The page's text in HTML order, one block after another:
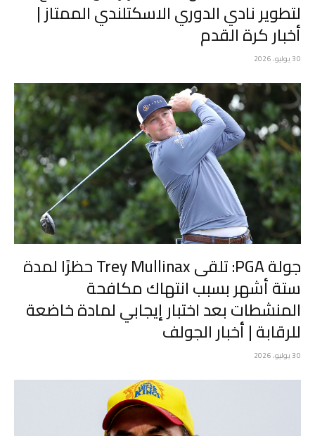
لتطوير نادي الدوري الاسكتلندي الممتاز |
أخبار كرة القدم
30 يوليو، 2026
جولة PGA: تلقى Trey Mullinax حظرًا لمدة
ستة أشهر بسبب انتهاك مكافحة
المنشطات بعد اختبار إيجابي لمادة خاضعة
للرقابة | أخبار الجولف
30 يوليو، 2026